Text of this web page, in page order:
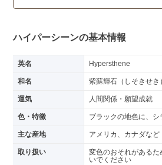
ハイパーシーンの基本情報
英名 Hypersthene
和名 紫蘇輝石（しそきせき
運気 人間関係・願望成就
色・特徴 ブラックの地色に、
主な産地 アメリカ、カナダなど
取り扱い
変色のおそれがある
いでください